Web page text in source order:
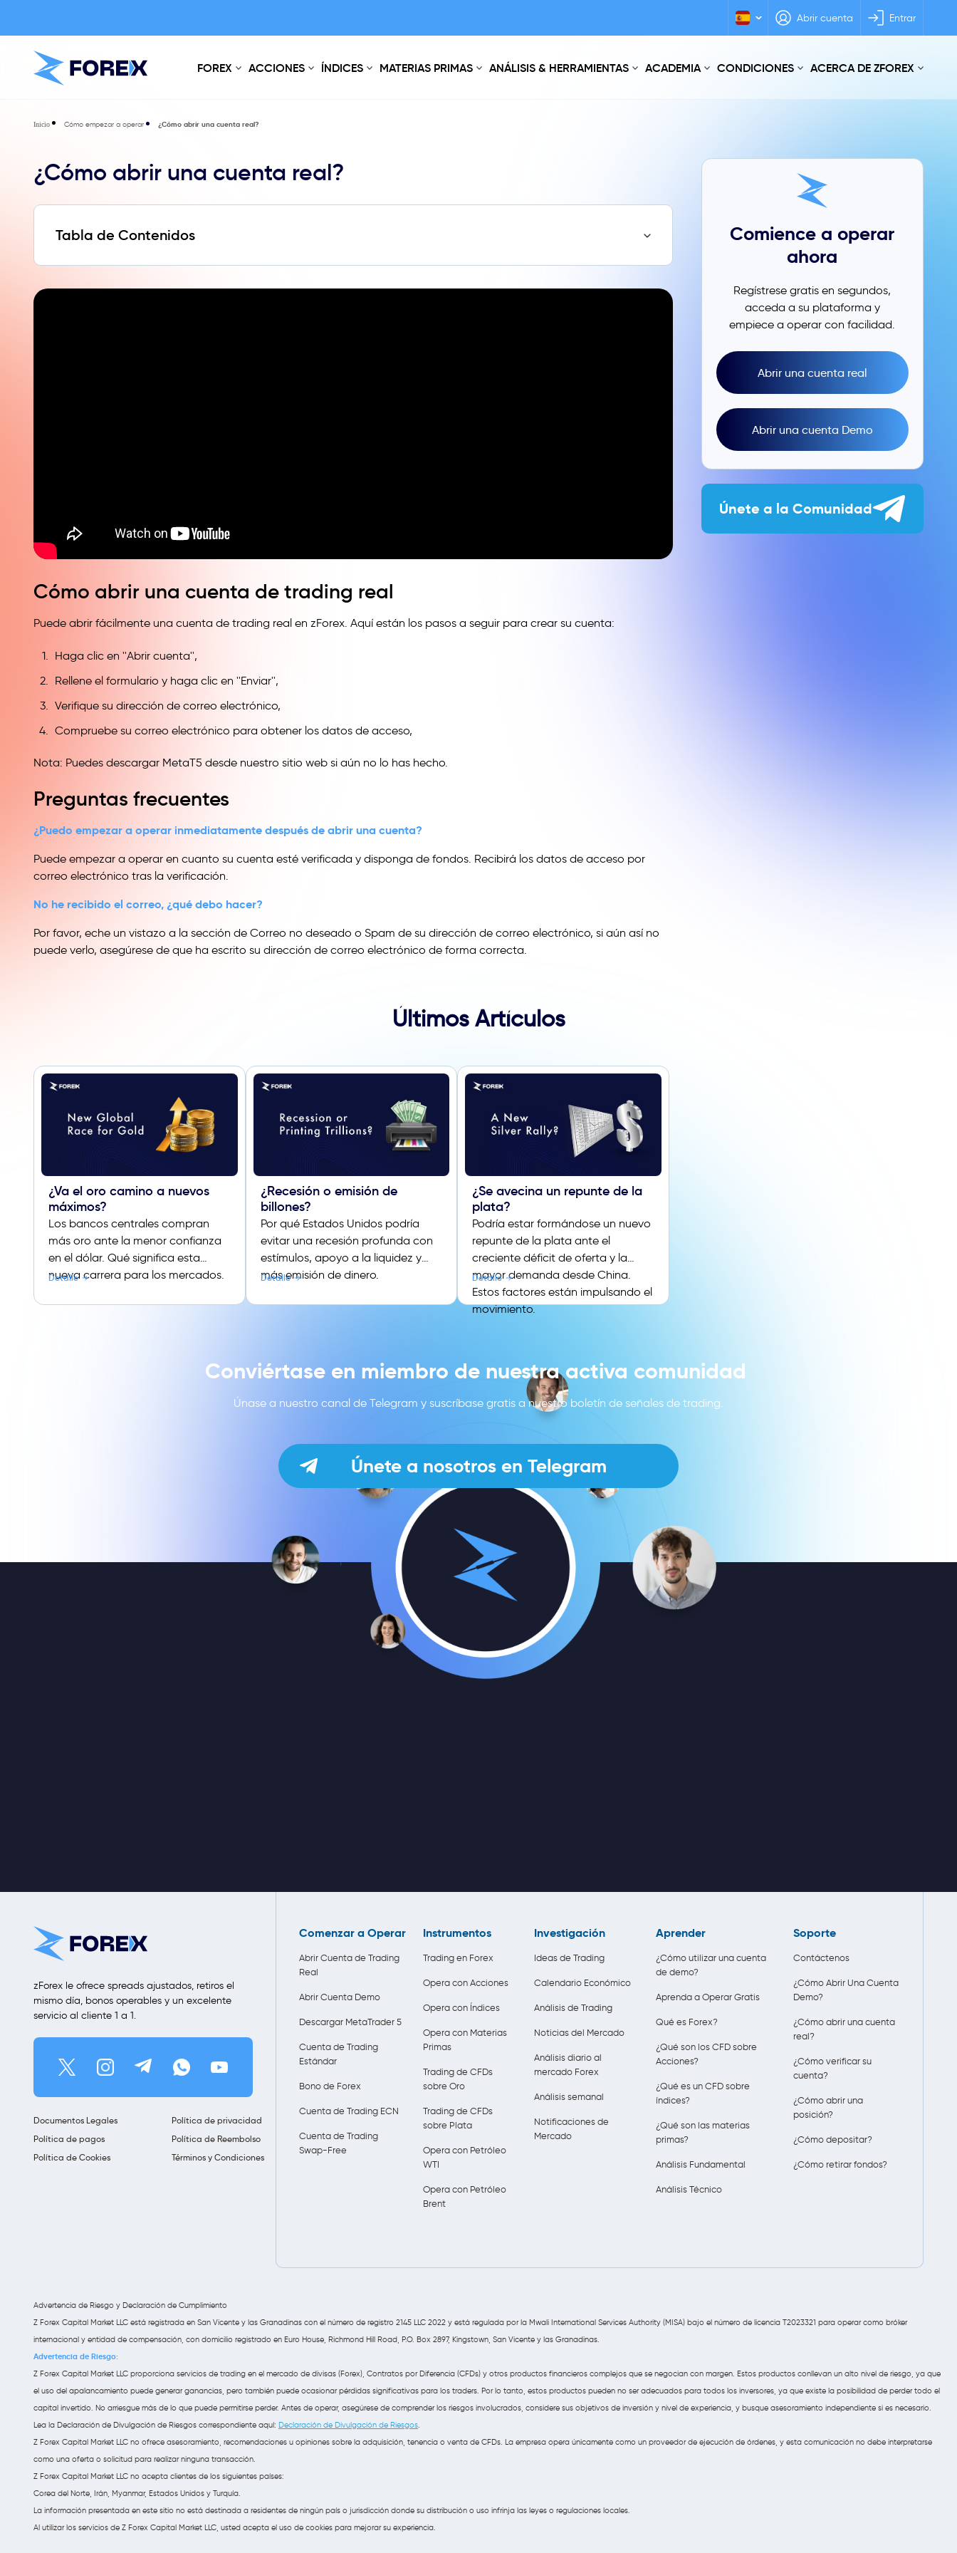
Abrir cuenta Entrar
FOREX ACCIONES ÍNDICES MATERIAS PRIMAS ANÁLISIS & HERRAMIENTAS ACADEMIA CONDICIONES ACERCA DE ZFOREX
Inicio Cómo empezar a operar ¿Cómo abrir una cuenta real?
¿Cómo abrir una cuenta real?
Tabla de Contenidos
Cómo abrir una cuenta de trading real
Puede abrir fácilmente una cuenta de trading real en zForex. Aquí están los pasos a seguir para crear su cuenta:
Haga clic en ''Abrir cuenta'',
Rellene el formulario y haga clic en ''Enviar'',
Verifique su dirección de correo electrónico,
Compruebe su correo electrónico para obtener los datos de acceso,
Nota: Puedes descargar MetaT5 desde nuestro sitio web si aún no lo has hecho.
Preguntas frecuentes
¿Puedo empezar a operar inmediatamente después de abrir una cuenta?
Puede empezar a operar en cuanto su cuenta esté verificada y disponga de fondos. Recibirá los datos de acceso por
correo electrónico tras la verificación.
No he recibido el correo, ¿qué debo hacer?
Por favor, eche un vistazo a la sección de Correo no deseado o Spam de su dirección de correo electrónico, si aún así no
puede verlo, asegúrese de que ha escrito su dirección de correo electrónico de forma correcta.
Comience a operar
ahora
Regístrese gratis en segundos,
acceda a su plataforma y
empiece a operar con facilidad.
Abrir una cuenta real
Abrir una cuenta Demo
Únete a la Comunidad
Últimos Artículos
¿Va el oro camino a nuevos
máximos?
Los bancos centrales compran
más oro ante la menor confianza
en el dólar. Qué significa esta
nueva carrera para los mercados.
Detalle
¿Recesión o emisión de
billones?
Por qué Estados Unidos podría
evitar una recesión profunda con
estímulos, apoyo a la liquidez y
más emisión de dinero.
Detalle
¿Se avecina un repunte de la
plata?
Podría estar formándose un nuevo
repunte de la plata ante el
creciente déficit de oferta y la
mayor demanda desde China.
Estos factores están impulsando el
movimiento.
Detalle
Conviértase en miembro de nuestra activa comunidad
Únase a nuestro canal de Telegram y suscríbase gratis a nuestro boletín de señales de trading.
Únete a nosotros en Telegram
zForex le ofrece spreads ajustados, retiros el
mismo día, bonos operables y un excelente
servicio al cliente 1 a 1.
Documentos Legales
Política de privacidad
Política de pagos
Política de Reembolso
Política de Cookies
Términos y Condiciones
Comenzar a Operar
Abrir Cuenta de Trading
Real
Abrir Cuenta Demo
Descargar MetaTrader 5
Cuenta de Trading
Estándar
Bono de Forex
Cuenta de Trading ECN
Cuenta de Trading
Swap-Free
Instrumentos
Trading en Forex
Opera con Acciones
Opera con Índices
Opera con Materias
Primas
Trading de CFDs
sobre Oro
Trading de CFDs
sobre Plata
Opera con Petróleo
WTI
Opera con Petróleo
Brent
Investigación
Ideas de Trading
Calendario Económico
Análisis de Trading
Noticias del Mercado
Análisis diario al
mercado Forex
Análisis semanal
Notificaciones de
Mercado
Aprender
¿Cómo utilizar una cuenta
de demo?
Aprenda a Operar Gratis
Qué es Forex?
¿Qué son los CFD sobre
Acciones?
¿Qué es un CFD sobre
índices?
¿Qué son las materias
primas?
Análisis Fundamental
Análisis Técnico
Soporte
Contáctenos
¿Cómo Abrir Una Cuenta
Demo?
¿Cómo abrir una cuenta
real?
¿Cómo verificar su
cuenta?
¿Cómo abrir una
posición?
¿Cómo depositar?
¿Cómo retirar fondos?
Advertencia de Riesgo y Declaración de Cumplimiento
Z Forex Capital Market LLC está registrada en San Vicente y las Granadinas con el número de registro 2145 LLC 2022 y está regulada por la Mwali International Services Authority (MISA) bajo el número de licencia T2023321 para operar como bróker
internacional y entidad de compensación, con domicilio registrado en Euro House, Richmond Hill Road, P.O. Box 2897, Kingstown, San Vicente y las Granadinas.
Advertencia de Riesgo:
Z Forex Capital Market LLC proporciona servicios de trading en el mercado de divisas (Forex), Contratos por Diferencia (CFDs) y otros productos financieros complejos que se negocian con margen. Estos productos conllevan un alto nivel de riesgo, ya que
el uso del apalancamiento puede generar ganancias, pero también puede ocasionar pérdidas significativas para los traders. Por lo tanto, estos productos pueden no ser adecuados para todos los inversores, ya que existe la posibilidad de perder todo el
capital invertido. No arriesgue más de lo que puede permitirse perder. Antes de operar, asegúrese de comprender los riesgos involucrados, considere sus objetivos de inversión y nivel de experiencia, y busque asesoramiento independiente si es necesario.
Lea la Declaración de Divulgación de Riesgos correspondiente aquí: Declaración de Divulgación de Riesgos.
Z Forex Capital Market LLC no ofrece asesoramiento, recomendaciones u opiniones sobre la adquisición, tenencia o venta de CFDs. La empresa opera únicamente como un proveedor de ejecución de órdenes, y esta comunicación no debe interpretarse
como una oferta o solicitud para realizar ninguna transacción.
Z Forex Capital Market LLC no acepta clientes de los siguientes países:
Corea del Norte, Irán, Myanmar, Estados Unidos y Turquía.
La información presentada en este sitio no está destinada a residentes de ningún país o jurisdicción donde su distribución o uso infrinja las leyes o regulaciones locales.
Al utilizar los servicios de Z Forex Capital Market LLC, usted acepta el uso de cookies para mejorar su experiencia.